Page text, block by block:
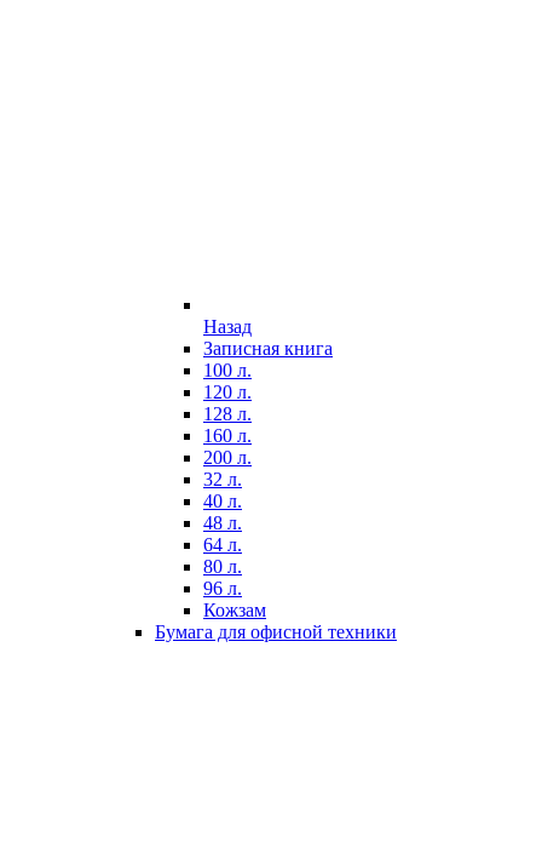
Назад
Записная книга
100 л.
120 л.
128 л.
160 л.
200 л.
32 л.
40 л.
48 л.
64 л.
80 л.
96 л.
Кожзам
Бумага для офисной техники